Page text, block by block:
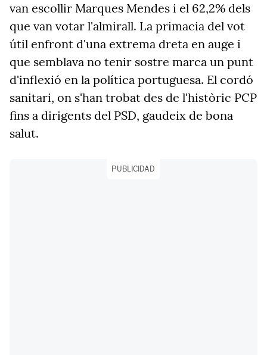
van escollir Marques Mendes i el 62,2% dels
que van votar l'almirall. La primacia del vot
útil enfront d'una extrema dreta en auge i
que semblava no tenir sostre marca un punt
d'inflexió en la política portuguesa. El cordó
sanitari, on s'han trobat des de l'històric PCP
fins a dirigents del PSD, gaudeix de bona
salut.
PUBLICIDAD